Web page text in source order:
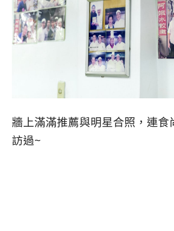
牆上滿滿推薦與明星合照，連食
訪過~